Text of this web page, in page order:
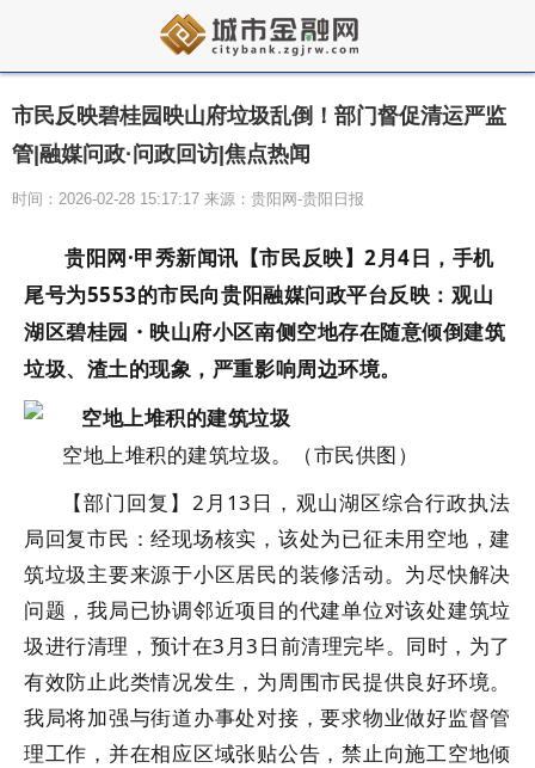
市民反映碧桂园映山府垃圾乱倒！部门督促清运严监
管|融媒问政·问政回访|焦点热闻
时间：2026-02-28 15:17:17 来源：贵阳网-贵阳日报
贵阳网·甲秀新闻讯【市民反映】2月4日，手机
尾号为5553的市民向贵阳融媒问政平台反映：观山
湖区碧桂园・映山府小区南侧空地存在随意倾倒建筑
垃圾、渣土的现象，严重影响周边环境。
空地上堆积的建筑垃圾。（市民供图）
【部门回复】2月13日，观山湖区综合行政执法
局回复市民：经现场核实，该处为已征未用空地，建
筑垃圾主要来源于小区居民的装修活动。为尽快解决
问题，我局已协调邻近项目的代建单位对该处建筑垃
圾进行清理，预计在3月3日前清理完毕。同时，为了
有效防止此类情况发生，为周围市民提供良好环境。
我局将加强与街道办事处对接，要求物业做好监督管
理工作，并在相应区域张贴公告，禁止向施工空地倾